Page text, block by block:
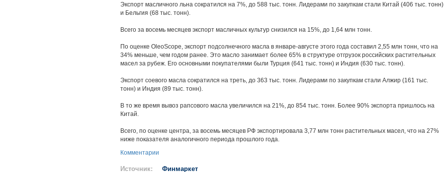
Экспорт масличного льна сократился на 7%, до 588 тыс. тонн. Лидерами по закупкам стали Китай (406 тыс. тонн)
и Бельгия (68 тыс. тонн).
Всего за восемь месяцев экспорт масличных культур снизился на 15%, до 1,64 млн тонн.
По оценке OleoScope, экспорт подсолнечного масла в январе-августе этого года составил 2,55 млн тонн, что на
34% меньше, чем годом ранее. Это масло занимает более 65% в структуре отгрузок российских растительных
масел за рубеж. Его основными покупателями были Турция (641 тыс. тонн) и Индия (630 тыс. тонн).
Экспорт соевого масла сократился на треть, до 363 тыс. тонн. Лидерами по закупкам стали Алжир (161 тыс.
тонн) и Индия (89 тыс. тонн).
В то же время вывоз рапсового масла увеличился на 21%, до 854 тыс. тонн. Более 90% экспорта пришлось на
Китай.
Всего, по оценке центра, за восемь месяцев РФ экспортировала 3,77 млн тонн растительных масел, что на 27%
ниже показателя аналогичного периода прошлого года.
Комментарии
Источник: Финмаркет